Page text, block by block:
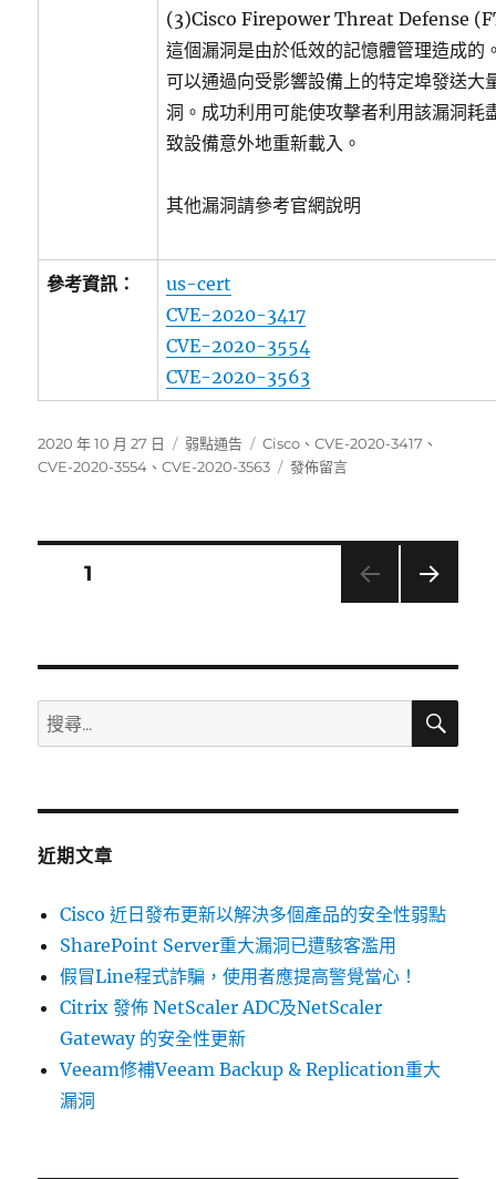
(3)Cisco Firepower Threat Defense
這個漏洞是由於低效的記憶體管理造成的
可以通過向受影響設備上的特定埠發送大
洞。成功利用可能使攻擊者利用該漏洞耗
致設備意外地重新載入。
其他漏洞請參考官網說明
參考資訊：
us-cert
CVE-2020-3417
CVE-2020-3554
CVE-2020-3563
發
佈
2020 年 10 月 27 日
分
類
弱點通告
標
籤
Cisco 、CVE-2020-3417 、
CVE-2020-3554 、CVE-2020-3563
在
解
決
個
的
弱
發佈留言
分
頁
頁次1
搜
尋
鍵
搜
近期文章
Cisco 近日發布更新以解決多個產品的安全性弱點
SharePoint Server重大漏洞已遭駭客濫用
假冒Line程式詐騙，使用者應提高警覺當心！
Citrix 發佈 NetScaler ADC及NetScaler
Gateway 的安全性更新
Veeam修補Veeam Backup & Replication重大
漏洞